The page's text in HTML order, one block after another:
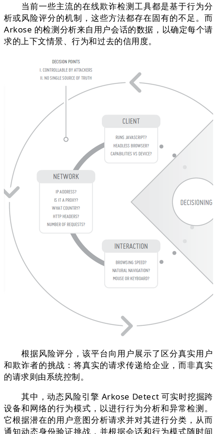
当前一些主流的在线欺诈检测工具都是基于行为分
析或风险评分的机制，这些方法都存在固有的不足。而
Arkose 的检测分析来自用户会话的数据，以确定每个请
求的上下文情景、行为和过去的信用度。
根据风险评分，该平台向用户展示了区分真实用户
和欺诈者的挑战：将真实的请求传递给企业，而非真实
的请求则由系统控制。
其中，动态风险引擎 Arkose Detect 可实时挖掘跨
设备和网络的行为模式，以进行行为分析和异常检测。
它根据潜在的用户意图分析请求并对其进行分类，从而
通知动态身份验证挑战，并根据会话和行为模式随时间